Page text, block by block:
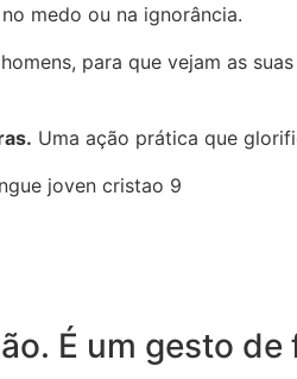
medo ou na ignorância.
para que vejam as
Uma ação prática que
É um gesto de